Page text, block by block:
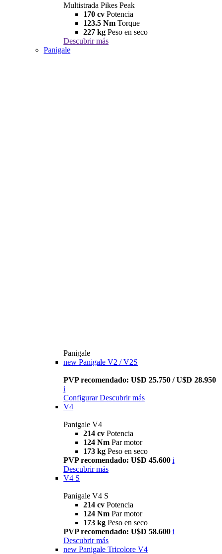
Multistrada Pikes Peak
170 cv Potencia
123.5 Nm Torque
227 kg Peso en seco
Descubrir más
Panigale
Panigale
new Panigale V2 / V2S
PVP recomendado: U$D 25.750 / U$D 28.950
i
Configurar Descubrir más
V4
Panigale V4
214 cv Potencia
124 Nm Par motor
173 kg Peso en seco
PVP recomendado: U$D 45.600 i
Descubrir más
V4 S
Panigale V4 S
214 cv Potencia
124 Nm Par motor
173 kg Peso en seco
PVP recomendado: U$D 58.600 i
Descubrir más
new Panigale Tricolore V4